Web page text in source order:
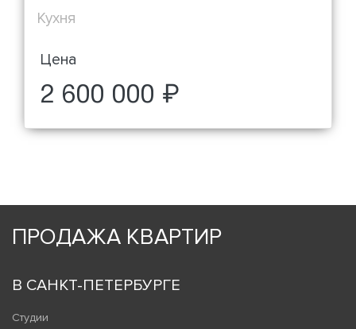
Кухня
Цена
2 600 000 ₽
ПРОДАЖА КВАРТИР
В САНКТ-ПЕТЕРБУРГЕ
Студии